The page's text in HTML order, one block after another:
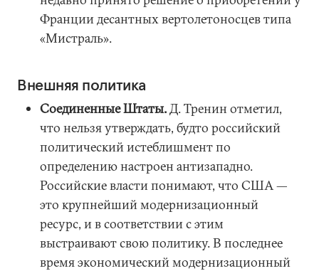
Франции десантных вертолетоносцев типа
«Мистраль».
Внешняя политика
Соединенные Штаты.Д. Тренин отметил,
что нельзя утверждать, будто российский
политический истеблишмент по
определению настроен антизападно.
Российские власти понимают, что США —
это крупнейший модернизационный
ресурс, и в соответствии с этим
выстраивают свою политику. В последнее
время экономический модернизационный